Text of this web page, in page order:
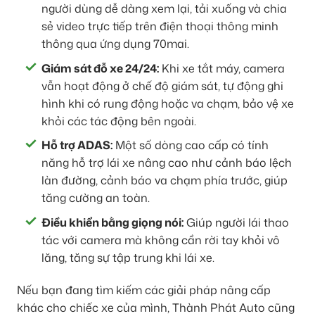
người dùng dễ dàng xem lại, tải xuống và chia
sẻ video trực tiếp trên điện thoại thông minh
thông qua ứng dụng 70mai.
Giám sát đỗ xe 24/24: Khi xe tắt máy, camera
vẫn hoạt động ở chế độ giám sát, tự động ghi
hình khi có rung động hoặc va chạm, bảo vệ xe
khỏi các tác động bên ngoài.
Hỗ trợ ADAS: Một số dòng cao cấp có tính
năng hỗ trợ lái xe nâng cao như cảnh báo lệch
làn đường, cảnh báo va chạm phía trước, giúp
tăng cường an toàn.
Điều khiển bằng giọng nói:Giúp người lái thao
tác với camera mà không cần rời tay khỏi vô
lăng, tăng sự tập trung khi lái xe.
Nếu bạn đang tìm kiếm các giải pháp nâng cấp
khác cho chiếc xe của mình, Thành Phát Auto cũng